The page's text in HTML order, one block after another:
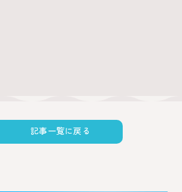
記事一覧に戻る